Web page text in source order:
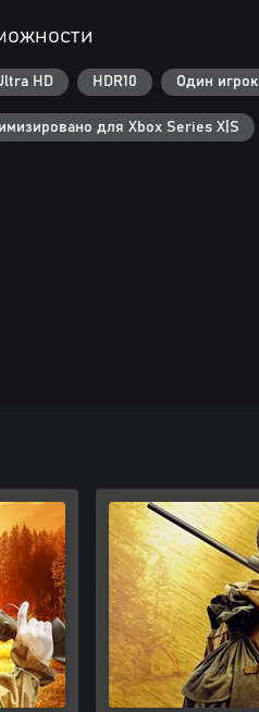
HD HDR10 Один игрок
для Xbox Series X|S